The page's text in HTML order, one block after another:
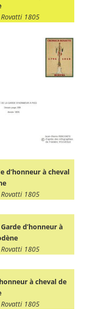
1805
d’honneur à cheval
1805
d’honneur à
1805
à cheval de
1805